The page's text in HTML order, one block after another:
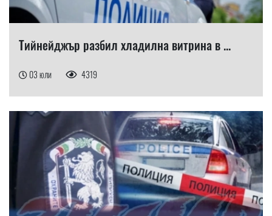
Тийнейджър разбил хладилна витрина в ...
03 юли 4319